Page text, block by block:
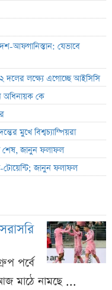
আফগানিস্তান: যেভাবে
দলের লক্ষ্যে এগোচ্ছে আইসিসি
অধিনায়ক কে
মুখে বিশ্বচ্যাম্পিয়রা
শেষ, জানুন ফলাফল
টোয়েন্টি; জানুন ফলাফল
পর্বে
মাঠে নামছে ...